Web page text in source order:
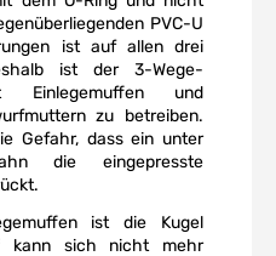
PVC-U
ist auf allen drei
ist der 3-Wege-
und
zu betreiben.
Gefahr, dass ein unter
die eingepresste
ist die Kugel
kann sich nicht mehr